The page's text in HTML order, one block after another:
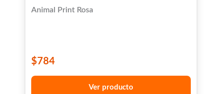
Animal Print Rosa
$784
Ver producto